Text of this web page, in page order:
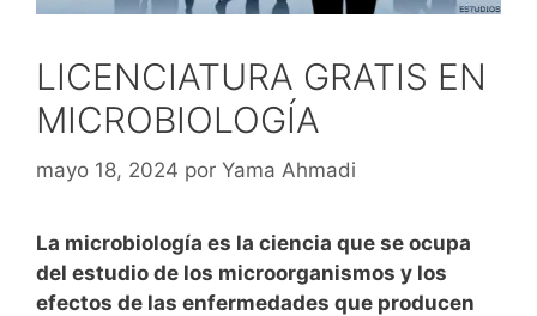
LICENCIATURA GRATIS EN
MICROBIOLOGÍA
mayo 18, 2024 por Yama Ahmadi
La microbiología es la ciencia que se ocupa
del estudio de los microorganismos y los
efectos de las enfermedades que producen